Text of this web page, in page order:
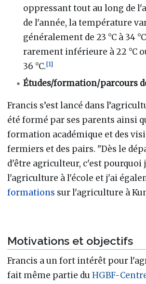
oppressant tout au long de
de l'année, la température
généralement de 23 °C à 34
rarement inférieure à 22 °C
36 °C.[1]
Études/formation/parcours
Francis s’est lancé dans
été formé par ses parents ainsi
formation académique et des
fermiers et des pairs. "Dès le
d'être agriculteur, c'est pourquoi
l'agriculture à l'école et j'ai
formations sur l'agriculture à
Motivations et objectifs
Francis a un fort intérêt pour
fait même partie du HGBF-